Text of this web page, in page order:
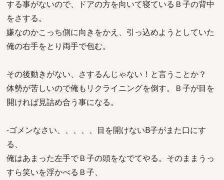
する事がないので、ドアの方を向いて寝ているＢ子の背中
をさする。
嫌なのかこっち側に向きをかえ、引っ込めようとしていた
俺の右手をとり両手で包む。
その後動きがない、さするんじゃない！と言うことか？
体勢が苦しいので俺もリクライニングを倒す。Ｂ子が目を
開ければ見詰め合う事になる。
-ゴメンなさい、、、、、目を開けないB子がまた口にす
る、
俺はあまった左手でＢ子の頭をなでてやる。そのままうっ
すら笑いを浮かべるＢ子、